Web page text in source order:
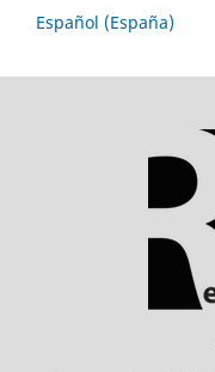
Español (España)